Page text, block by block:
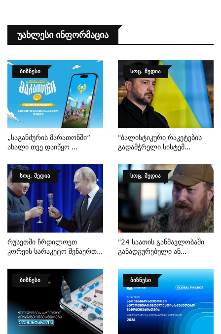
Უახლესი Ინფორმაცია
ᲑᲘᲖᲜᲔᲡᲘ
„საგანძურის Მარათონში“
Ახალი Თვე Დაიწყო ...
ᲡᲝᲪ. ᲛᲔᲓᲘᲐ
"ბალისტიკური Რაკეტების
Გადამჭრელი Სისტემ...
ᲡᲝᲪ. ᲛᲔᲓᲘᲐ
Რუსეთში Ჩრდილოეთ
Კორეის Სარაკეტო Შენაერთ...
ᲡᲝᲪ. ᲛᲔᲓᲘᲐ
"24 Საათის Განმავლობაში
Განადგურებული Ან...
ᲑᲘᲖᲜᲔᲡᲘ ᲑᲘᲖᲜᲔᲡᲘ